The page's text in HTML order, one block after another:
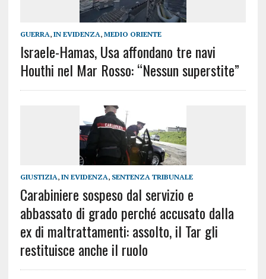
GUERRA, IN EVIDENZA, MEDIO ORIENTE
Israele-Hamas, Usa affondano tre navi
Houthi nel Mar Rosso: “Nessun superstite”
GIUSTIZIA, IN EVIDENZA, SENTENZA TRIBUNALE
Carabiniere sospeso dal servizio e
abbassato di grado perché accusato dalla
ex di maltrattamenti: assolto, il Tar gli
restituisce anche il ruolo